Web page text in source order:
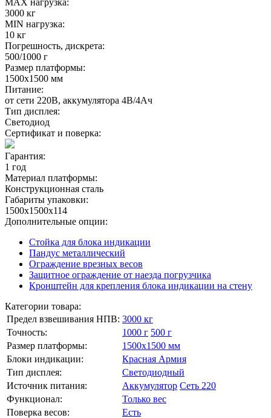
MAX нагрузка:
3000 кг
MIN нагрузка:
10 кг
Погрешность, дискрета:
500/1000 г
Размер платформы:
1500х1500 мм
Питание:
от сети 220В, аккумулятора 4В/4Ач
Тип дисплея:
Светодиод
Сертификат и поверка:
Гарантия:
1 год
Материал платформы:
Конструкционная сталь
Габариты упаковки:
1500х1500х114
Дополнительные опции:
Стойка для блока индикации
Пандус металлический
Ограждение врезных весов
Защитное ограждение от наезда погрузчика
Кронштейн для крепления блока индикации на стену
Категории товара:
Предел взвешивания НПВ: 3000 кг
Точность:
1000 г 500 г
Размер платформы:
1500х1500 мм
Блоки индикации:
Красная Армия
Тип дисплея:
Светодиодный
Источник питания:
Аккумулятор Сеть 220
Функционал:
Только вес
Поверка весов:
Есть